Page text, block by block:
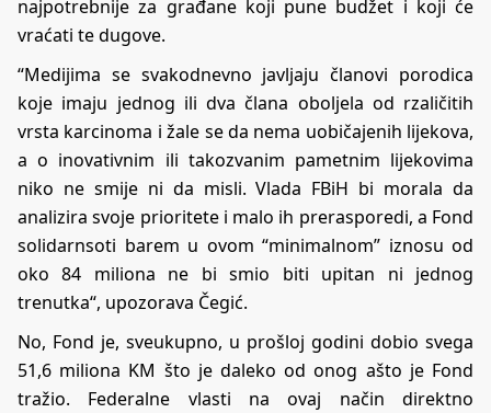
najpotrebnije za građane koji pune budžet i koji će
vraćati te dugove.
“Medijima se svakodnevno javljaju članovi porodica
koje imaju jednog ili dva člana oboljela od rzaličitih
vrsta karcinoma i žale se da nema uobičajenih lijekova,
a o inovativnim ili takozvanim pametnim lijekovima
niko ne smije ni da misli. Vlada FBiH bi morala da
analizira svoje prioritete i malo ih prerasporedi, a Fond
solidarnsoti barem u ovom “minimalnom” iznosu od
oko 84 miliona ne bi smio biti upitan ni jednog
trenutka“, upozorava Čegić.
No, Fond je, sveukupno, u prošloj godini dobio svega
51,6 miliona KM što je daleko od onog ašto je Fond
tražio. Federalne vlasti na ovaj način direktno